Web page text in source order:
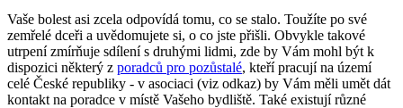
Vaše bolest asi zcela odpovídá tomu, co se stalo. Toužíte po své
zemřelé dceři a uvědomujete si, o co jste přišli. Obvykle takové
utrpení zmírňuje sdílení s druhými lidmi, zde by Vám mohl být k
dispozici některý z poradců pro pozůstalé, kteří pracují na území
celé České republiky - v asociaci (viz odkaz) by Vám měli umět dát
kontakt na poradce v místě Vašeho bydliště. Také existují různé